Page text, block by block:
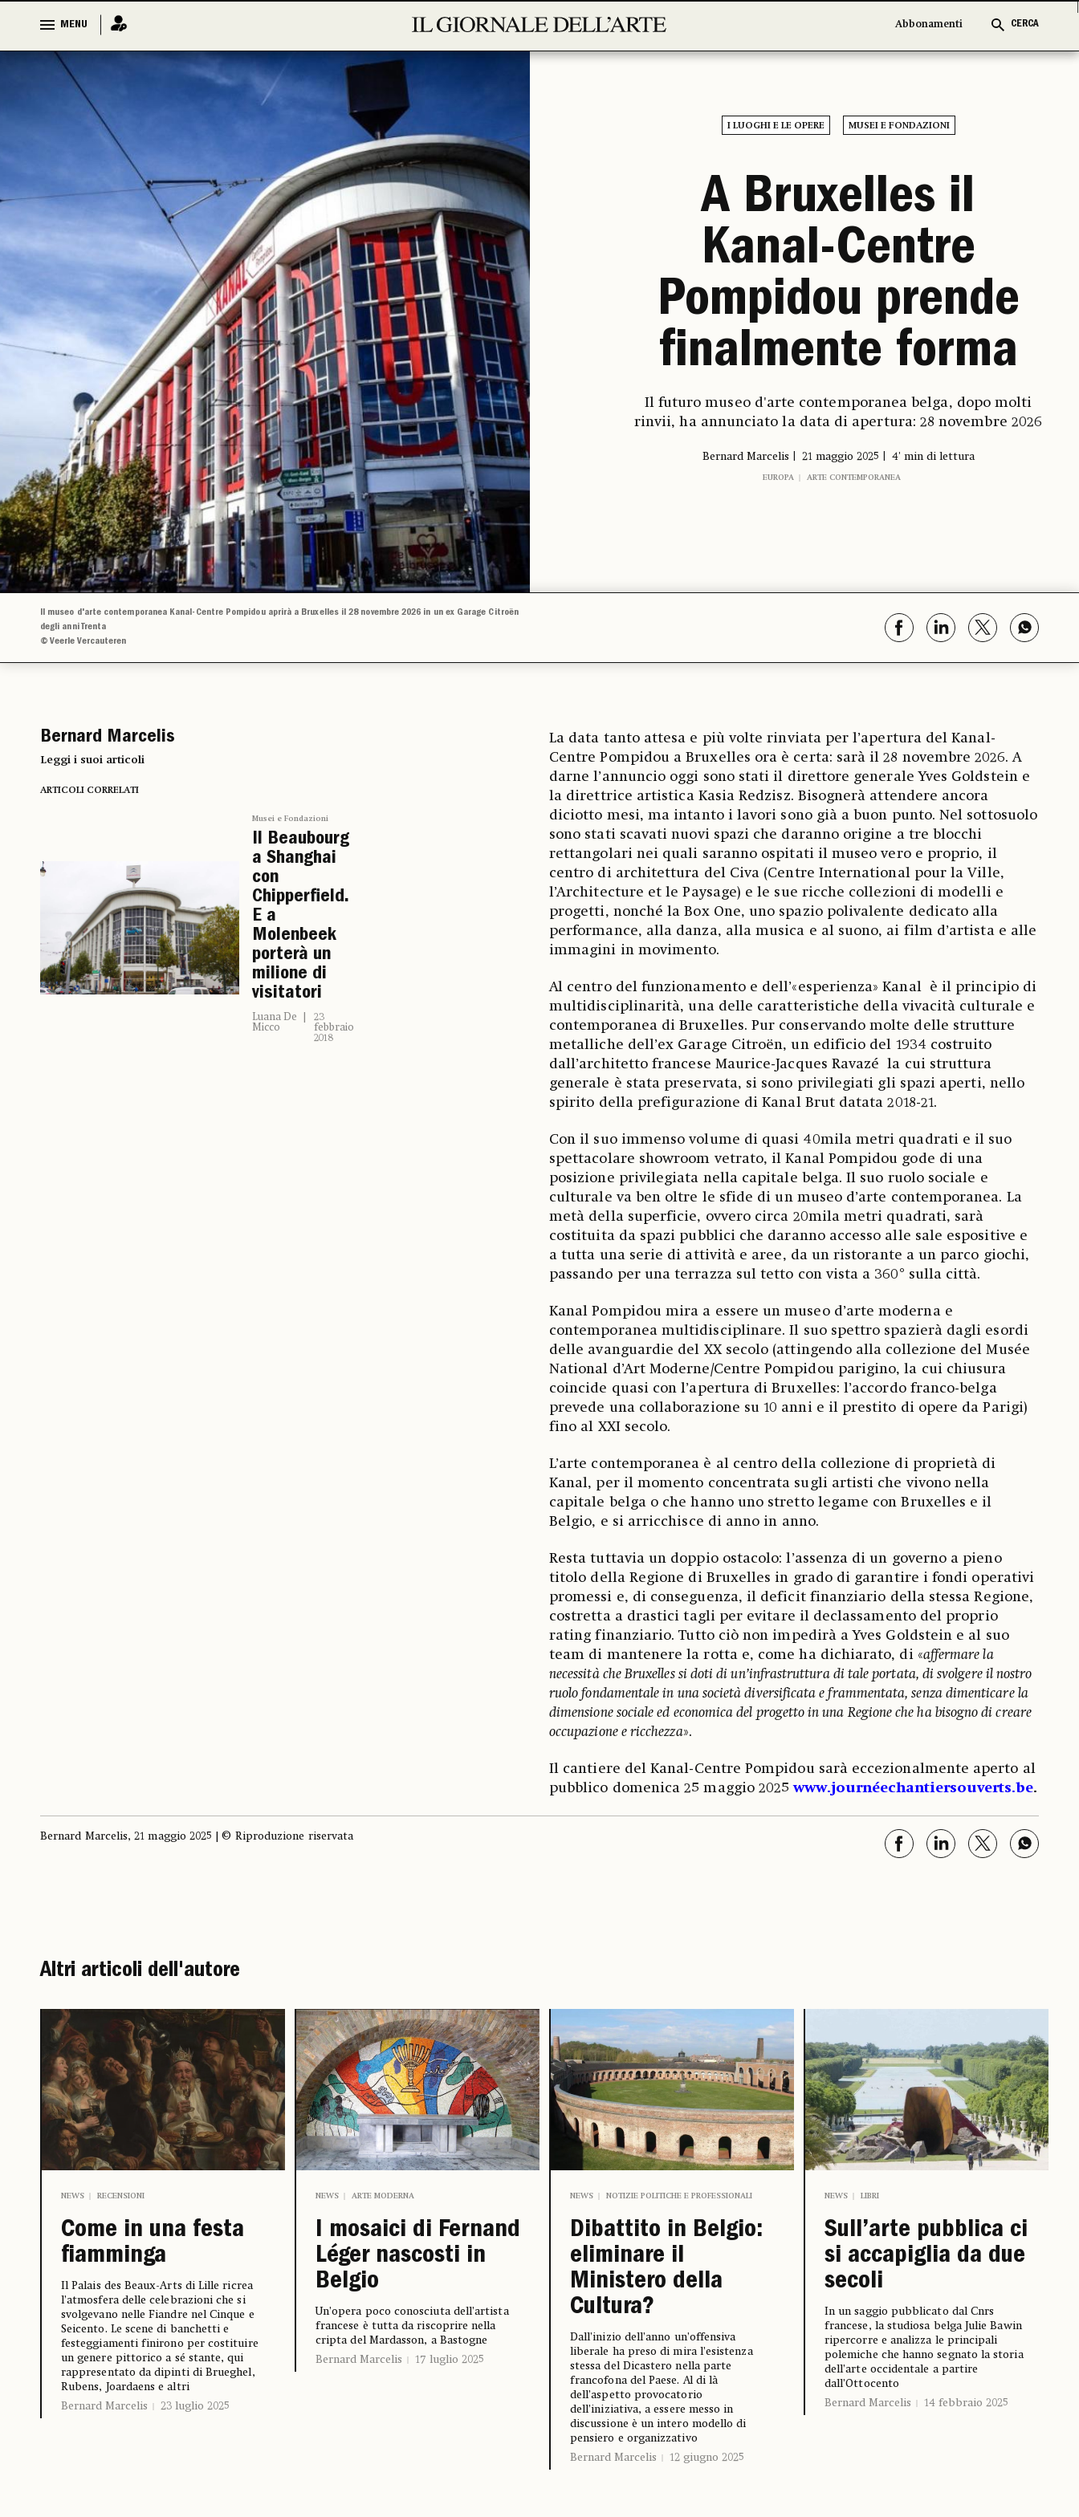
MENU Abbonamenti CERCA
MENU Abbonamenti CERCA
I LUOGHI E LE OPERE MUSEI E FONDAZIONI
A Bruxelles il
Kanal-Centre
Pompidou prende
finalmente forma
Il futuro museo d'arte contemporanea belga, dopo molti
rinvii, ha annunciato la data di apertura: 28 novembre 2026
Bernard Marcelis 21 maggio 2025 4' min di lettura
EUROPA ARTE CONTEMPORANEA
Il museo d'arte contemporanea Kanal-Centre Pompidou aprirà a Bruxelles il 28 novembre 2026 in un ex Garage Citroën
degli anni Trenta
© Veerle Vercauteren
Bernard Marcelis
Leggi i suoi articoli
ARTICOLI CORRELATI
Musei e Fondazioni
Il Beaubourg
a Shanghai
con
Chipperfield.
E a
Molenbeek
porterà un
milione di
visitatori
Luana De
Micco
23
febbraio
2018
La data tanto attesa e più volte rinviata per l’apertura del Kanal-
Centre Pompidou a Bruxelles ora è certa: sarà il 28 novembre 2026. A
darne l’annuncio oggi sono stati il direttore generale Yves Goldstein e
la direttrice artistica Kasia Redzisz. Bisognerà attendere ancora
diciotto mesi, ma intanto i lavori sono già a buon punto. Nel sottosuolo
sono stati scavati nuovi spazi che daranno origine a tre blocchi
rettangolari nei quali saranno ospitati il museo vero e proprio, il
centro di architettura del Civa (Centre International pour la Ville,
l’Architecture et le Paysage) e le sue ricche collezioni di modelli e
progetti, nonché la Box One, uno spazio polivalente dedicato alla
performance, alla danza, alla musica e al suono, ai film d’artista e alle
immagini in movimento.
Al centro del funzionamento e dell’«esperienza» Kanal è il principio di
multidisciplinarità, una delle caratteristiche della vivacità culturale e
contemporanea di Bruxelles. Pur conservando molte delle strutture
metalliche dell’ex Garage Citroën, un edificio del 1934 costruito
dall’architetto francese Maurice-Jacques Ravazé la cui struttura
generale è stata preservata, si sono privilegiati gli spazi aperti, nello
spirito della prefigurazione di Kanal Brut datata 2018-21.
Con il suo immenso volume di quasi 40mila metri quadrati e il suo
spettacolare showroom vetrato, il Kanal Pompidou gode di una
posizione privilegiata nella capitale belga. Il suo ruolo sociale e
culturale va ben oltre le sfide di un museo d’arte contemporanea. La
metà della superficie, ovvero circa 20mila metri quadrati, sarà
costituita da spazi pubblici che daranno accesso alle sale espositive e
a tutta una serie di attività e aree, da un ristorante a un parco giochi,
passando per una terrazza sul tetto con vista a 360° sulla città.
Kanal Pompidou mira a essere un museo d’arte moderna e
contemporanea multidisciplinare. Il suo spettro spazierà dagli esordi
delle avanguardie del XX secolo (attingendo alla collezione del Musée
National d’Art Moderne/Centre Pompidou parigino, la cui chiusura
coincide quasi con l’apertura di Bruxelles: l’accordo franco-belga
prevede una collaborazione su 10 anni e il prestito di opere da Parigi)
fino al XXI secolo.
L’arte contemporanea è al centro della collezione di proprietà di
Kanal, per il momento concentrata sugli artisti che vivono nella
capitale belga o che hanno uno stretto legame con Bruxelles e il
Belgio, e si arricchisce di anno in anno.
Resta tuttavia un doppio ostacolo: l’assenza di un governo a pieno
titolo della Regione di Bruxelles in grado di garantire i fondi operativi
promessi e, di conseguenza, il deficit finanziario della stessa Regione,
costretta a drastici tagli per evitare il declassamento del proprio
rating finanziario. Tutto ciò non impedirà a Yves Goldstein e al suo
team di mantenere la rotta e, come ha dichiarato, di «affermare la
necessità che Bruxelles si doti di un’infrastruttura di tale portata, di svolgere il nostro
ruolo fondamentale in una società diversificata e frammentata, senza dimenticare la
dimensione sociale ed economica del progetto in una Regione che ha bisogno di creare
occupazione e ricchezza».
Il cantiere del Kanal-Centre Pompidou sarà eccezionalmente aperto al
pubblico domenica 25 maggio 2025 www.journéechantiersouverts.be.
Bernard Marcelis, 21 maggio 2025 | © Riproduzione riservata
Altri articoli dell'autore
NEWS RECENSIONI
Come in una festa
fiamminga
Il Palais des Beaux-Arts di Lille ricrea
l’atmosfera delle celebrazioni che si
svolgevano nelle Fiandre nel Cinque e
Seicento. Le scene di banchetti e
festeggiamenti finirono per costituire
un genere pittorico a sé stante, qui
rappresentato da dipinti di Brueghel,
Rubens, Joardaens e altri
Bernard Marcelis
23 luglio 2025
NEWS ARTE MODERNA
I mosaici di Fernand
Léger nascosti in
Belgio
Un’opera poco conosciuta dell’artista
francese è tutta da riscoprire nella
cripta del Mardasson, a Bastogne
Bernard Marcelis
17 luglio 2025
NEWS NOTIZIE POLITICHE E PROFESSIONALI
Dibattito in Belgio:
eliminare il
Ministero della
Cultura?
Dall’inizio dell’anno un’offensiva
liberale ha preso di mira l’esistenza
stessa del Dicastero nella parte
francofona del Paese. Al di là
dell’aspetto provocatorio
dell’iniziativa, a essere messo in
discussione è un intero modello di
pensiero e organizzativo
Bernard Marcelis
12 giugno 2025
NEWS LIBRI
Sull’arte pubblica ci
si accapiglia da due
secoli
In un saggio pubblicato dal Cnrs
francese, la studiosa belga Julie Bawin
ripercorre e analizza le principali
polemiche che hanno segnato la storia
dell’arte occidentale a partire
dall’Ottocento
Bernard Marcelis
14 febbraio 2025